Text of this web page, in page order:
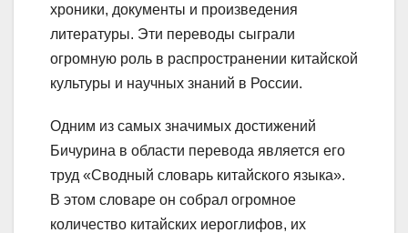
хроники, документы и произведения
литературы. Эти переводы сыграли
огромную роль в распространении китайской
культуры и научных знаний в России.
Одним из самых значимых достижений
Бичурина в области перевода является его
труд «Сводный словарь китайского языка».
В этом словаре он собрал огромное
количество китайских иероглифов, их